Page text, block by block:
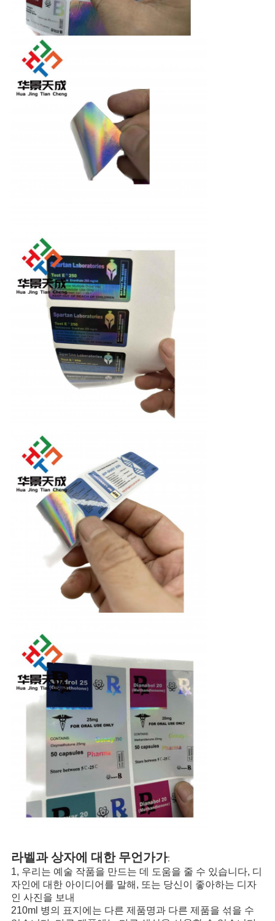
라벨과 상자에 대한 무언가가:
1, 우리는 예술 작품을 만드는 데 도움을 줄 수 있습니다, 디
자인에 대한 아이디어를 말해, 또는 당신이 좋아하는 디자
인 사진을 보내
210ml 병의 표지에는 다른 제품명과 다른 제품을 섞을 수